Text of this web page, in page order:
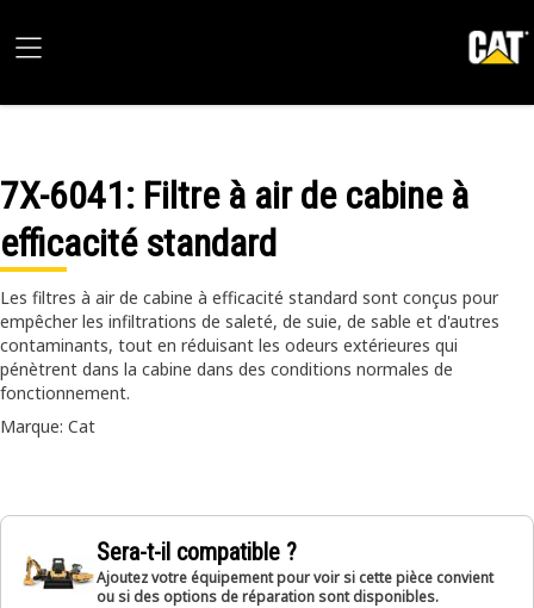
7X-6041: Filtre à air de cabine à
efficacité standard
Les filtres à air de cabine à efficacité standard sont conçus pour
empêcher les infiltrations de saleté, de suie, de sable et d'autres
contaminants, tout en réduisant les odeurs extérieures qui
pénètrent dans la cabine dans des conditions normales de
fonctionnement.
Marque: Cat
Sera-t-il compatible ?
Ajoutez votre équipement pour voir si cette pièce convient
ou si des options de réparation sont disponibles.